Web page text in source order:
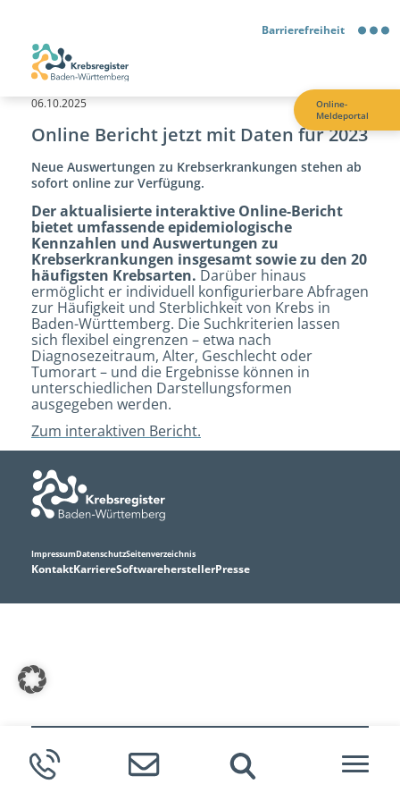
Barrierefreiheit
Barrierefreiheit
Kontrastmodus
Gebärdensprache
Leichte Sprache
06.10.2025
Online Bericht jetzt mit Daten für 2023
Neue Auswertungen zu Krebserkrankungen stehen ab
sofort online zur Verfügung.
Der aktualisierte interaktive Online-Bericht
bietet umfassende epidemiologische
Kennzahlen und Auswertungen zu
Krebserkrankungen insgesamt sowie zu den 20
häufigsten Krebsarten. Darüber hinaus
ermöglicht er individuell konfigurierbare Abfragen
zur Häufigkeit und Sterblichkeit von Krebs in
Baden-Württemberg. Die Suchkriterien lassen
sich flexibel eingrenzen – etwa nach
Diagnosezeitraum, Alter, Geschlecht oder
Tumorart – und die Ergebnisse können in
unterschiedlichen Darstellungsformen
ausgegeben werden.
Zum interaktiven Bericht.
Online-
Meldeportal
Meldende
KontaktKarriereSoftwareherstellerPresse
ImpressumDatenschutzSeitenverzeichnis